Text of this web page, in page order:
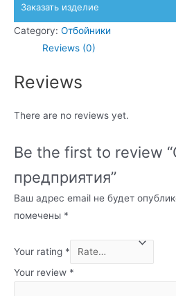
Заказать изделие
Category: Отбойники
Reviews (0)
Reviews
There are no reviews yet.
Be the first to review
предприятия”
Ваш адрес email не будет
помечены *
Your rating *
Your review *